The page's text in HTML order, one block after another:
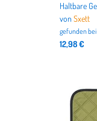
vonSxett
gefunden bei
12,98 €